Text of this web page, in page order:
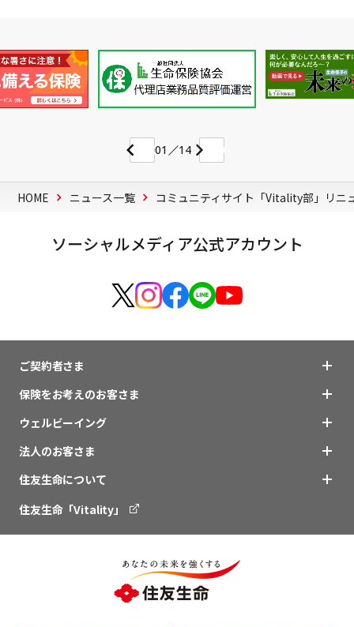
01 14
HOME ニュース一覧 コミュニティサイト「Vitality部」リニ
ソーシャルメディア公式アカウント
ご契約者さま
保険をお考えのお客さま
ウェルビーイング
法人のお客さま
住友生命について
住友生命「Vitality」